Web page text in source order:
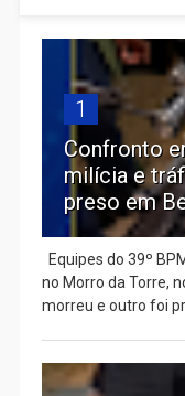
1
Confronto
milícia e
preso em
Equipes do 39º
no Morro da Torre,
morreu e outro foi